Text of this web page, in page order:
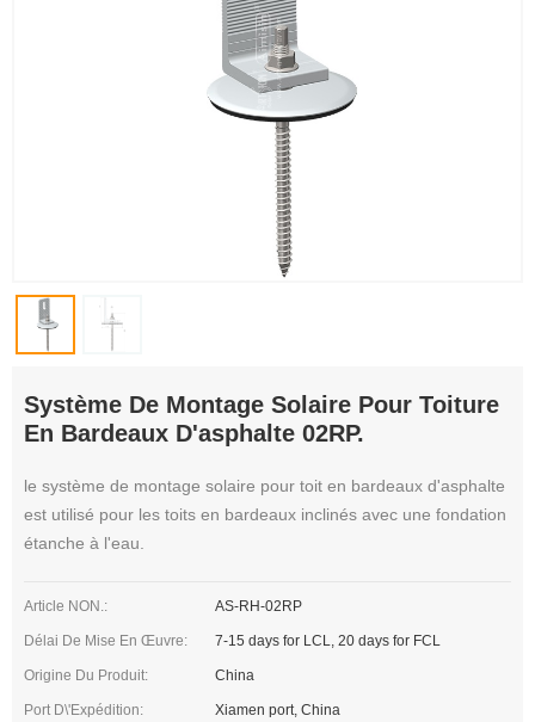
Système De Montage Solaire Pour Toiture
En Bardeaux D'asphalte 02RP.
le système de montage solaire pour toit en bardeaux d'asphalte
est utilisé pour les toits en bardeaux inclinés avec une fondation
étanche à l'eau.
Article NON.: AS-RH-02RP
Délai De Mise En Œuvre: 7-15 days for LCL, 20 days for FCL
Origine Du Produit: China
Port D\'expédition: Xiamen port, China